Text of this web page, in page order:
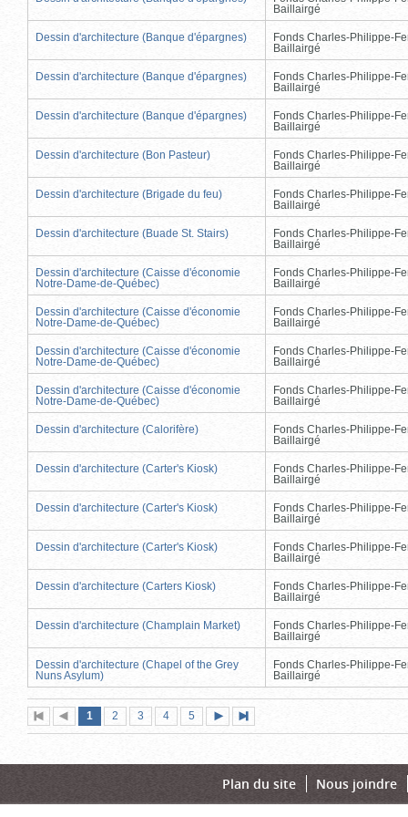
Baillairgé
Dessin d'architecture (Banque d'épargnes)
Fonds Charles-Philippe-
Baillairgé
Dessin d'architecture (Banque d'épargnes)
Fonds Charles-Philippe-
Baillairgé
Dessin d'architecture (Banque d'épargnes)
Fonds Charles-Philippe-
Baillairgé
Dessin d'architecture (Bon Pasteur)
Fonds Charles-Philippe-
Baillairgé
Dessin d'architecture (Brigade du feu)
Fonds Charles-Philippe-
Baillairgé
Dessin d'architecture (Buade St. Stairs)
Fonds Charles-Philippe-
Baillairgé
Dessin d'architecture (Caisse d'économie
Notre-Dame-de-Québec)
Fonds Charles-Philippe-
Baillairgé
Dessin d'architecture (Caisse d'économie
Notre-Dame-de-Québec)
Fonds Charles-Philippe-
Baillairgé
Dessin d'architecture (Caisse d'économie
Notre-Dame-de-Québec)
Fonds Charles-Philippe-
Baillairgé
Dessin d'architecture (Caisse d'économie
Notre-Dame-de-Québec)
Fonds Charles-Philippe-
Baillairgé
Dessin d'architecture (Calorifère)
Fonds Charles-Philippe-
Baillairgé
Dessin d'architecture (Carter's Kiosk)
Fonds Charles-Philippe-
Baillairgé
Dessin d'architecture (Carter's Kiosk)
Fonds Charles-Philippe-
Baillairgé
Dessin d'architecture (Carter's Kiosk)
Fonds Charles-Philippe-
Baillairgé
Dessin d'architecture (Carters Kiosk)
Fonds Charles-Philippe-
Baillairgé
Dessin d'architecture (Champlain Market)
Fonds Charles-Philippe-
Baillairgé
Dessin d'architecture (Chapel of the Grey
Nuns Asylum)
Fonds Charles-Philippe-
Baillairgé
Première
page
Page
précédente
Page
1 (page
actuelle)
Page
2 Page
3 Page
4 Page
5
suivante
page
Plan du site Nous joindre